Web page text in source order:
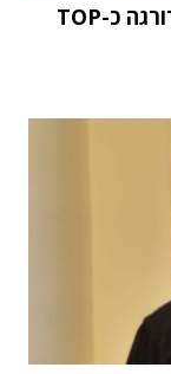
מחקר STKI השנתי: וואן טכנולוגיות דורגה כ-TOP